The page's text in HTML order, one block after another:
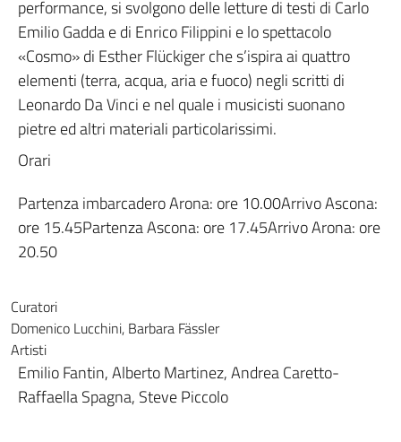
performance, si svolgono delle letture di testi di Carlo
Emilio Gadda e di Enrico Filippini e lo spettacolo
«Cosmo» di Esther Flückiger che s’ispira ai quattro
elementi (terra, acqua, aria e fuoco) negli scritti di
Leonardo Da Vinci e nel quale i musicisti suonano
pietre ed altri materiali particolarissimi.
Orari
Partenza imbarcadero ​Arona: ore 10.00Arrivo Ascona:
ore 15.45Partenza Ascona: ore 17.45Arrivo Arona: ore
20.50​
Curatori
Domenico Lucchini, Barbara Fässler
Artisti
Emilio Fantin, Alberto Martinez, Andrea Caretto-
Raffaella Spagna, Steve Piccolo